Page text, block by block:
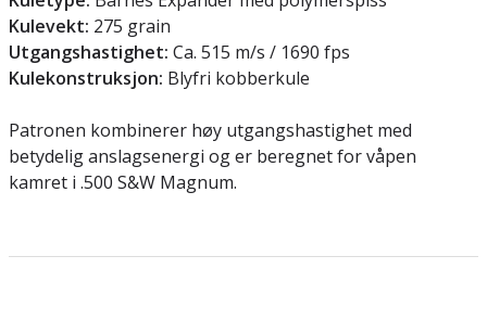
Kulevekt: 275 grain
Utgangshastighet: Ca. 515 m/s / 1690 fps
Kulekonstruksjon: Blyfri kobberkule
Patronen kombinerer høy utgangshastighet med
betydelig anslagsenergi og er beregnet for våpen
kamret i .500 S&W Magnum.